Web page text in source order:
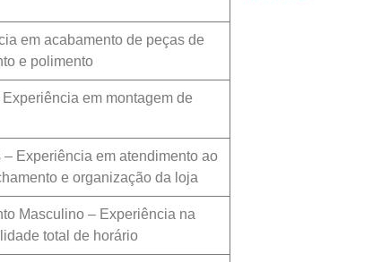
em acabamento de peças de
e polimento
em montagem de
Experiência em atendimento ao
e organização da loja
Masculino – Experiência na
total de horário